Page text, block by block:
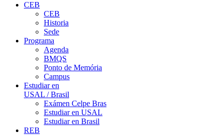
CEB
CEB
Historia
Sede
Programa
Agenda
BMQS
Ponto de Memória
Campus
Estudiar en
USAL / Brasil
Exámen Celpe Bras
Estudiar en USAL
Estudiar en Brasil
REB